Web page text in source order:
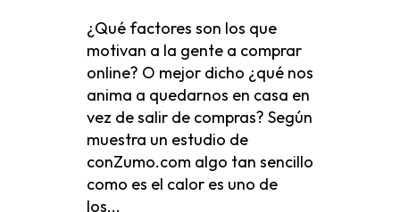
¿Qué factores son los que
motivan a la gente a comprar
online? O mejor dicho ¿qué nos
anima a quedarnos en casa en
vez de salir de compras? Según
muestra un estudio de
conZumo.com algo tan sencillo
como es el calor es uno de
los...